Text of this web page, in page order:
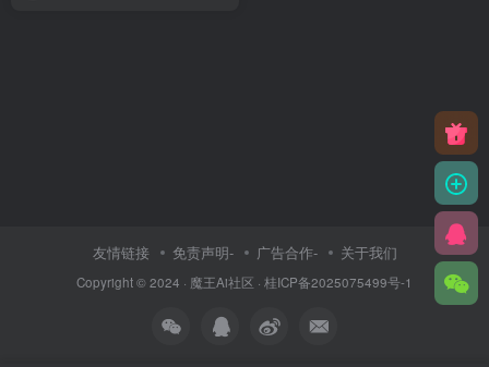
友情链接 免责声明- 广告合作- 关于我们
Copyright © 2024 · 魔王Ai社区 · 桂ICP备2025075499号-1